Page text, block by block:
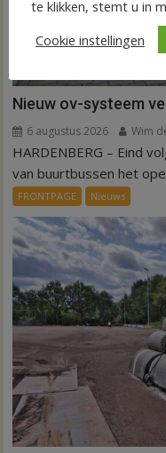
Nieuw ov-systeem
6 augustus 2026 Wim
HARDENBERG – Eind
van buurtbussen het
FRONTPAGE Nieuws
te klikken, stemt u in
Cookie instellingen